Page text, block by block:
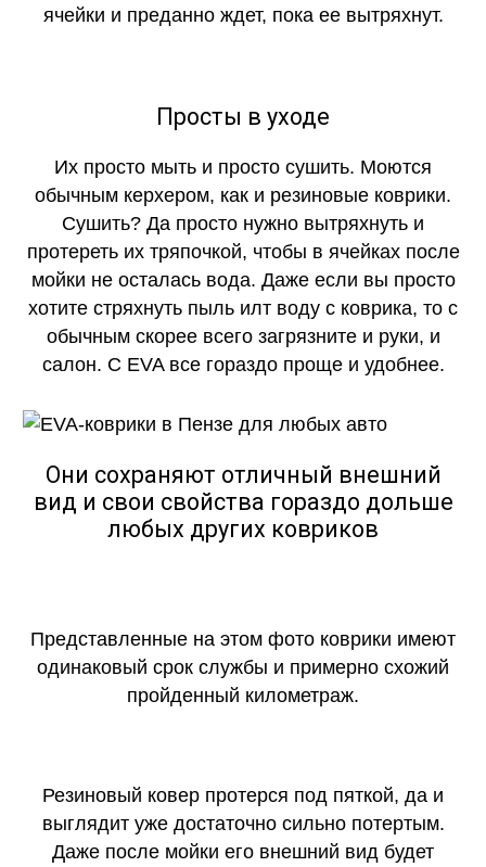
ячейки и преданно ждет, пока ее вытряхнут.
Просты в уходе
Их просто мыть и просто сушить. Моются
обычным керхером, как и резиновые коврики.
Сушить? Да просто нужно вытряхнуть и
протереть их тряпочкой, чтобы в ячейках после
мойки не осталась вода. Даже если вы просто
хотите стряхнуть пыль илт воду с коврика, то с
обычным скорее всего загрязните и руки, и
салон. С EVA все гораздо проще и удобнее.
Они сохраняют отличный внешний
вид и свои свойства гораздо дольше
любых других ковриков
Представленные на этом фото коврики имеют
одинаковый срок службы и примерно схожий
пройденный километраж.
Резиновый ковер протерся под пяткой, да и
выглядит уже достаточно сильно потертым.
Даже после мойки его внешний вид будет